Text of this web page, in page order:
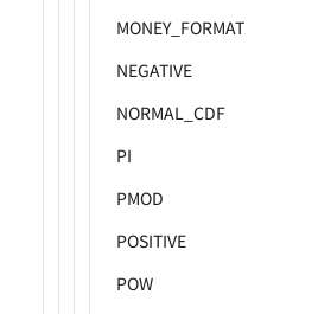
MONEY_FORMAT
NEGATIVE
NORMAL_CDF
PI
PMOD
POSITIVE
POW